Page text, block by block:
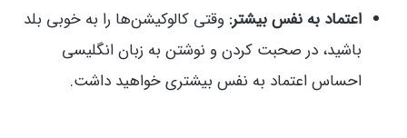
اعتماد به نفس بیشتر: وقتی کالوکیشن‌ها را به خوبی بلد
باشید، در صحبت کردن و نوشتن به زبان انگلیسی
احساس اعتماد به نفس بیشتری خواهید داشت.